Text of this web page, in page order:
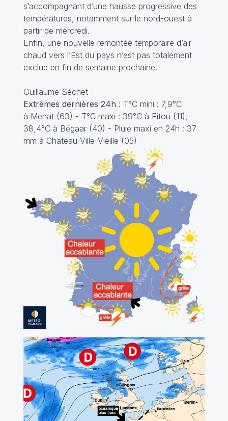
s’accompagnant d’une hausse progressive des
températures, notamment sur le nord-ouest à
partir de mercredi.
Enfin, une nouvelle remontée temporaire d’air
chaud vers l’Est du pays n’est pas totalement
exclue en fin de semaine prochaine.
Guillaume Séchet
Extrêmes dernières 24h : T°C mini : 7,9°C
à Menat (63) - T°C maxi : 39°C à Fitou (11),
38,4°C à Bégaar (40) - Pluie maxi en 24h : 37
mm à Chateau-Ville-Vieille (05)